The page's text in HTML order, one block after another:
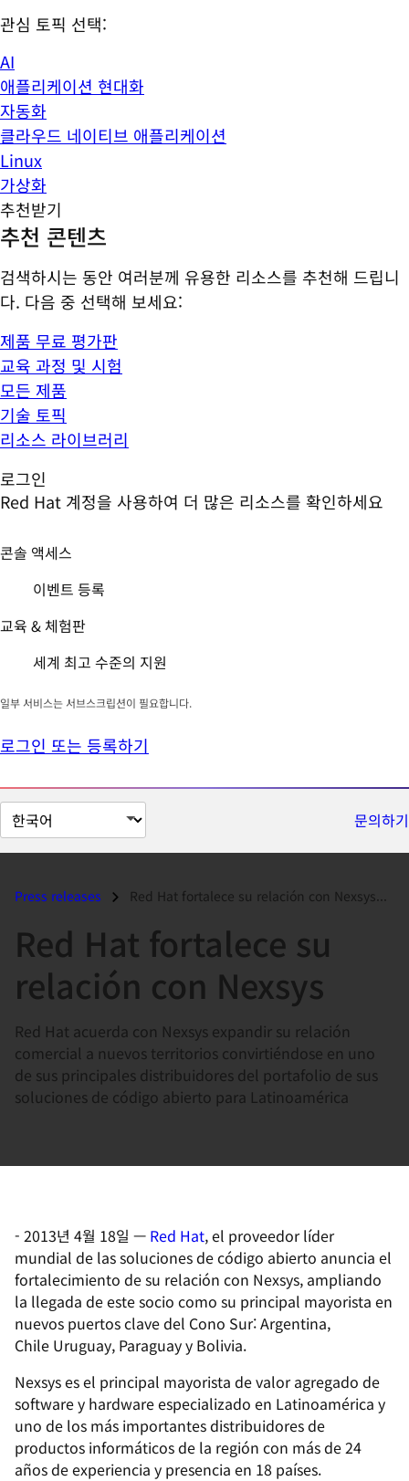
관심 토픽 선택:
AI
애플리케이션 현대화
자동화
클라우드 네이티브 애플리케이션
Linux
가상화
추천받기
추천 콘텐츠
검색하시는 동안 여러분께 유용한 리소스를 추천해 드립니
다. 다음 중 선택해 보세요:
제품 무료 평가판
교육 과정 및 시험
모든 제품
기술 토픽
리소스 라이브러리
로그인
Red Hat 계정을 사용하여 더 많은 리소스를 확인하세요
콘솔 액세스
이벤트 등록
교육 & 체험판
세계 최고 수준의 지원
일부 서비스는 서브스크립션이 필요합니다.
로그인 또는 등록하기
페
이
문의하기
Press releases Red Hat fortalece su relación con Nexsys...
Red Hat fortalece su
relación con Nexsys
Red Hat acuerda con Nexsys expandir su relación
comercial a nuevos territorios convirtiéndose en uno
de sus principales distribuidores del portafolio de sus
soluciones de código abierto para Latinoamérica
- 2013년 4월 18일 — Red Hat, el proveedor líder
mundial de las soluciones de código abierto anuncia el
fortalecimiento de su relación con Nexsys, ampliando
la llegada de este socio como su principal mayorista en
nuevos puertos clave del Cono Sur: Argentina,
Chile Uruguay, Paraguay y Bolivia.
Nexsys es el principal mayorista de valor agregado de
software y hardware especializado en Latinoamérica y
uno de los más importantes distribuidores de
productos informáticos de la región con más de 24
años de experiencia y presencia en 18 países.